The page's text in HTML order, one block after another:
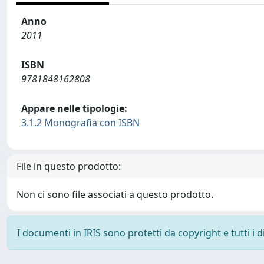
Anno
2011
ISBN
9781848162808
Appare nelle tipologie:
3.1.2 Monografia con ISBN
File in questo prodotto:
Non ci sono file associati a questo prodotto.
I documenti in IRIS sono protetti da copyright e tutti i